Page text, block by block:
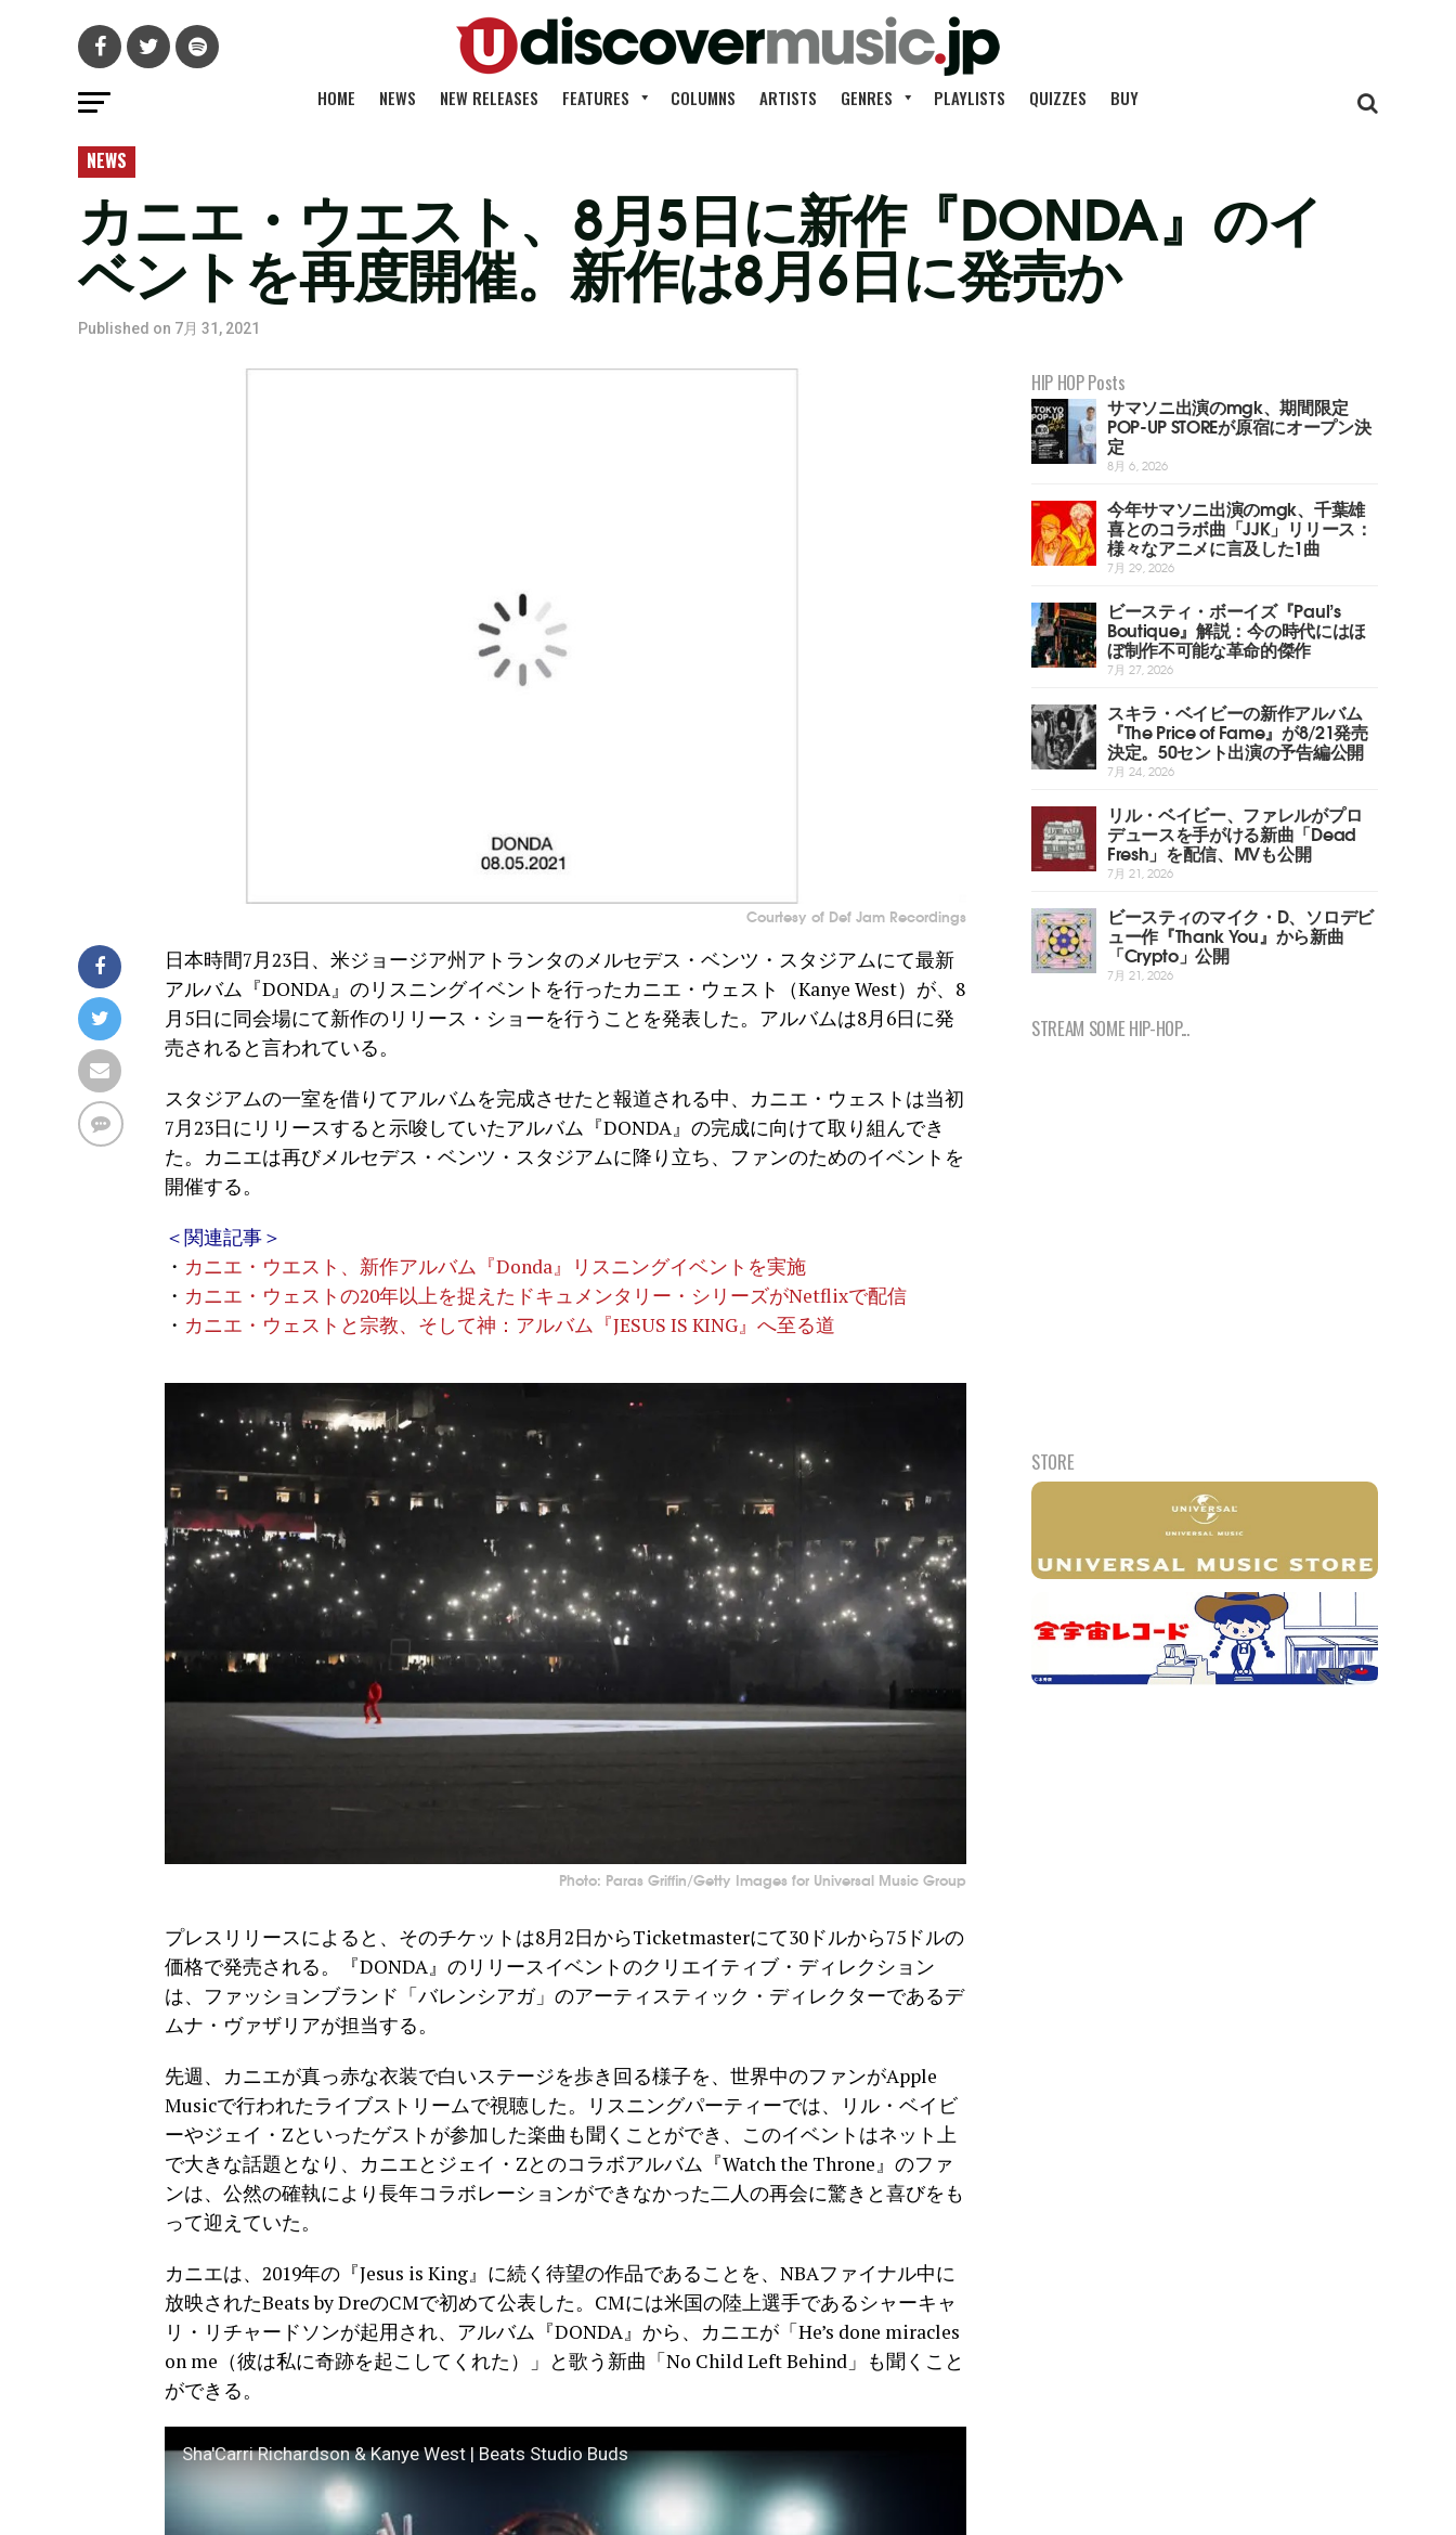
HOME NEWS NEW RELEASES FEATURES COLUMNS ARTISTS GENRES PLAYLISTS QUIZZES BUY
NEWS
カニエ・ウエスト、8月5日に新作『DONDA』のイ
ベントを再度開催。新作は8月6日に発売か
Published on 7月 31, 2021
Courtesy of Def Jam Recordings
日本時間7月23日、米ジョージア州アトランタのメルセデス・ベンツ・スタジアムにて最新
アルバム『DONDA』のリスニングイベントを行ったカニエ・ウェスト（Kanye West）が、8
月5日に同会場にて新作のリリース・ショーを行うことを発表した。アルバムは8月6日に発
売されると言われている。
スタジアムの一室を借りてアルバムを完成させたと報道される中、カニエ・ウェストは当初
7月23日にリリースすると示唆していたアルバム『DONDA』の完成に向けて取り組んでき
た。カニエは再びメルセデス・ベンツ・スタジアムに降り立ち、ファンのためのイベントを
開催する。
＜関連記事＞
・ カニエ・ウエスト、新作アルバム『Donda』リスニングイベントを実施
・ カニエ・ウェストの20年以上を捉えたドキュメンタリー・シリーズがNetflixで配信
・ カニエ・ウェストと宗教、そして神：アルバム『JESUS IS KING』へ至る道
Photo: Paras Griffin/Getty Images for Universal Music Group
プレスリリースによると、そのチケットは8月2日からTicketmasterにて30ドルから75ドルの
価格で発売される。『DONDA』のリリースイベントのクリエイティブ・ディレクション
は、ファッションブランド「バレンシアガ」のアーティスティック・ディレクターであるデ
ムナ・ヴァザリアが担当する。
先週、カニエが真っ赤な衣装で白いステージを歩き回る様子を、世界中のファンがApple
Musicで行われたライブストリームで視聴した。リスニングパーティーでは、リル・ベイビ
ーやジェイ・Zといったゲストが参加した楽曲も聞くことができ、このイベントはネット上
で大きな話題となり、カニエとジェイ・Zとのコラボアルバム『Watch the Throne』のファ
ンは、公然の確執により長年コラボレーションができなかった二人の再会に驚きと喜びをも
って迎えていた。
カニエは、2019年の『Jesus is King』に続く待望の作品であることを、NBAファイナル中に
放映されたBeats by DreのCMで初めて公表した。CMには米国の陸上選手であるシャーキャ
リ・リチャードソンが起用され、アルバム『DONDA』から、カニエが「He’s done miracles
on me（彼は私に奇跡を起こしてくれた）」と歌う新曲「No Child Left Behind」も聞くこと
ができる。
Sha'Carri Richardson & Kanye West | Beats Studio Buds
HIP HOP Posts
サマソニ出演のmgk、期間限定
POP-UP STOREが原宿にオープン決
定
8月 6, 2026
今年サマソニ出演のmgk、千葉雄
喜とのコラボ曲「JJK」リリース：
様々なアニメに言及した1曲
7月 29, 2026
ビースティ・ボーイズ『Paul’s
Boutique』解説：今の時代にはほ
ぼ制作不可能な革命的傑作
7月 27, 2026
スキラ・ベイビーの新作アルバム
『The Price of Fame』が8/21発売
決定。50セント出演の予告編公開
7月 24, 2026
リル・ベイビー、ファレルがプロ
デュースを手がける新曲「Dead
Fresh」を配信、MVも公開
7月 21, 2026
ビースティのマイク・D、ソロデビ
ュー作『Thank You』から新曲
「Crypto」公開
7月 21, 2026
STREAM SOME HIP-HOP...
STORE